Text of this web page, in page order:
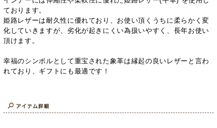
ております。
姫路レザーは耐久性に優れており、お使い頂くうちに柔らかく変
化していきますが、劣化が起きにくい為扱いやすく、長年お使い
頂けます。
幸福のシンボルとして重宝された象革は縁起の良いレザーと言わ
れており、ギフトにも最適です！